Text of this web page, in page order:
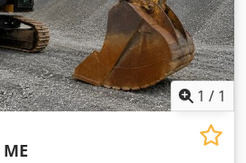
1 / 1